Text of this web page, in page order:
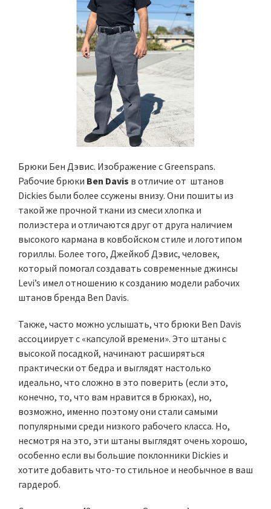
Брюки Бен Дэвис. Изображение с Greenspans.
Рабочие брюки Ben Davis в отличие от штанов
Dickies были более ссужены внизу. Они пошиты из
такой же прочной ткани из смеси хлопка и
полиэстера и отличаются друг от друга наличием
высокого кармана в ковбойском стиле и логотипом
гориллы. Более того, Джейкоб Дэвис, человек,
который помогал создавать современные джинсы
Levi’s имел отношению к созданию модели рабочих
штанов бренда Ben Davis.
Также, часто можно услышать, что брюки Ben Davis
ассоциирует с «капсулой времени». Это штаны с
высокой посадкой, начинают расширяться
практически от бедра и выглядят настолько
идеально, что сложно в это поверить (если это,
конечно, то, что вам нравится в брюках), но,
возможно, именно поэтому они стали самыми
популярными среди низкого рабочего класса. Но,
несмотря на это, эти штаны выглядят очень хорошо,
особенно если вы большие поклонники Dickies и
хотите добавить что-то стильное и необычное в ваш
гардероб.